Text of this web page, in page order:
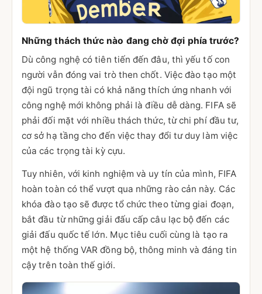
Những thách thức nào đang chờ đợi phía trước?
Dù công nghệ có tiên tiến đến đâu, thì yếu tố con
người vẫn đóng vai trò then chốt. Việc đào tạo một
đội ngũ trọng tài có khả năng thích ứng nhanh với
công nghệ mới không phải là điều dễ dàng. FIFA sẽ
phải đối mặt với nhiều thách thức, từ chi phí đầu tư,
cơ sở hạ tầng cho đến việc thay đổi tư duy làm việc
của các trọng tài kỳ cựu.
Tuy nhiên, với kinh nghiệm và uy tín của mình, FIFA
hoàn toàn có thể vượt qua những rào cản này. Các
khóa đào tạo sẽ được tổ chức theo từng giai đoạn,
bắt đầu từ những giải đấu cấp câu lạc bộ đến các
giải đấu quốc tế lớn. Mục tiêu cuối cùng là tạo ra
một hệ thống VAR đồng bộ, thông minh và đáng tin
cậy trên toàn thế giới.